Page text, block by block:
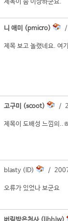
제목이 좀 이상하군요.
니 애미 (pmicro) /
제목 보고 놀랬네요. 여
고구미 (scoot) /
제목이 도배성 느낌의..
blasty (ID) /
오류가 있었나 보군요